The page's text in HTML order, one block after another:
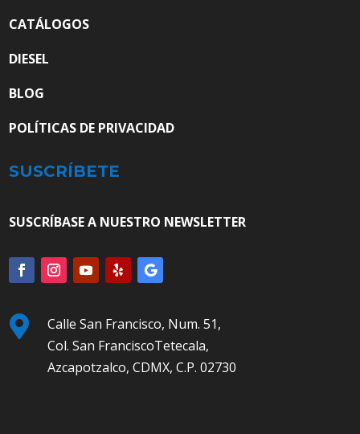
CATÁLOGOS
DIESEL
BLOG
POLÍTICAS DE PRIVACIDAD
SUSCRÍBETE
SUSCRÍBASE A NUESTRO NEWSLETTER

Calle San Francisco, Num. 51,
Col. San FranciscoTetecala,
Azcapotzalco, CDMX, C.P. 02730